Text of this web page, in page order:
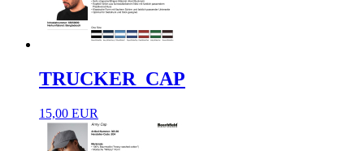
TRUCKER_CAP
15,00 EUR